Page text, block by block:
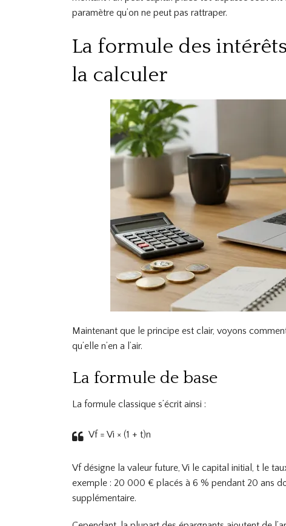
paramètre qu’on ne peut pas rattraper.
La formule des
la calculer
Maintenant que le principe est clair, voyons
qu’elle n’en a l’air.
La formule de base
La formule classique s’écrit ainsi :
Vf = Vi × (1 + t)n
Vf désigne la valeur future, Vi le capital initial, t le
exemple : 20 000 € placés à 6 % pendant 20 ans
supplémentaire.